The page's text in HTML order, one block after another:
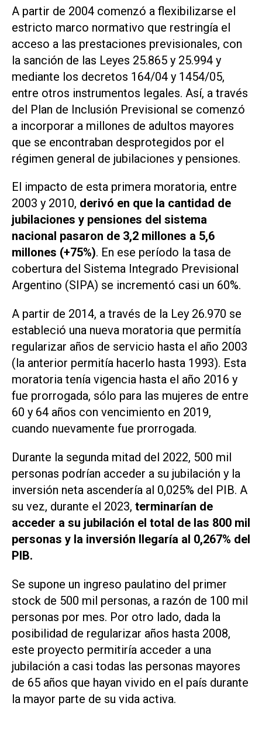
A partir de 2004 comenzó a flexibilizarse el
estricto marco normativo que restringía el
acceso a las prestaciones previsionales, con
la sanción de las Leyes 25.865 y 25.994 y
mediante los decretos 164/04 y 1454/05,
entre otros instrumentos legales. Así, a través
del Plan de Inclusión Previsional se comenzó
a incorporar a millones de adultos mayores
que se encontraban desprotegidos por el
régimen general de jubilaciones y pensiones.
El impacto de esta primera moratoria, entre
2003 y 2010, derivó en que la cantidad de
jubilaciones y pensiones del sistema
nacional pasaron de 3,2 millones a 5,6
millones (+75%). En ese período la tasa de
cobertura del Sistema Integrado Previsional
Argentino (SIPA) se incrementó casi un 60%.
A partir de 2014, a través de la Ley 26.970 se
estableció una nueva moratoria que permitía
regularizar años de servicio hasta el año 2003
(la anterior permitía hacerlo hasta 1993). Esta
moratoria tenía vigencia hasta el año 2016 y
fue prorrogada, sólo para las mujeres de entre
60 y 64 años con vencimiento en 2019,
cuando nuevamente fue prorrogada.
Durante la segunda mitad del 2022, 500 mil
personas podrían acceder a su jubilación y la
inversión neta ascendería al 0,025% del PIB. A
su vez, durante el 2023, terminarían de
acceder a su jubilación el total de las 800 mil
personas y la inversión llegaría al 0,267% del
PIB.
Se supone un ingreso paulatino del primer
stock de 500 mil personas, a razón de 100 mil
personas por mes. Por otro lado, dada la
posibilidad de regularizar años hasta 2008,
este proyecto permitiría acceder a una
jubilación a casi todas las personas mayores
de 65 años que hayan vivido en el país durante
la mayor parte de su vida activa.